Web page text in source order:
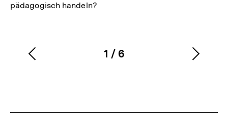
pädagogisch handeln?
Karussellinhalt
1
von
/ 6
Vorherigen